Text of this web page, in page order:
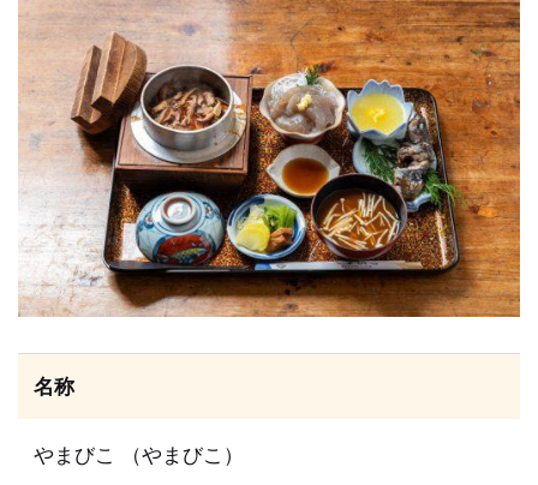
名称
やまびこ （やまびこ）